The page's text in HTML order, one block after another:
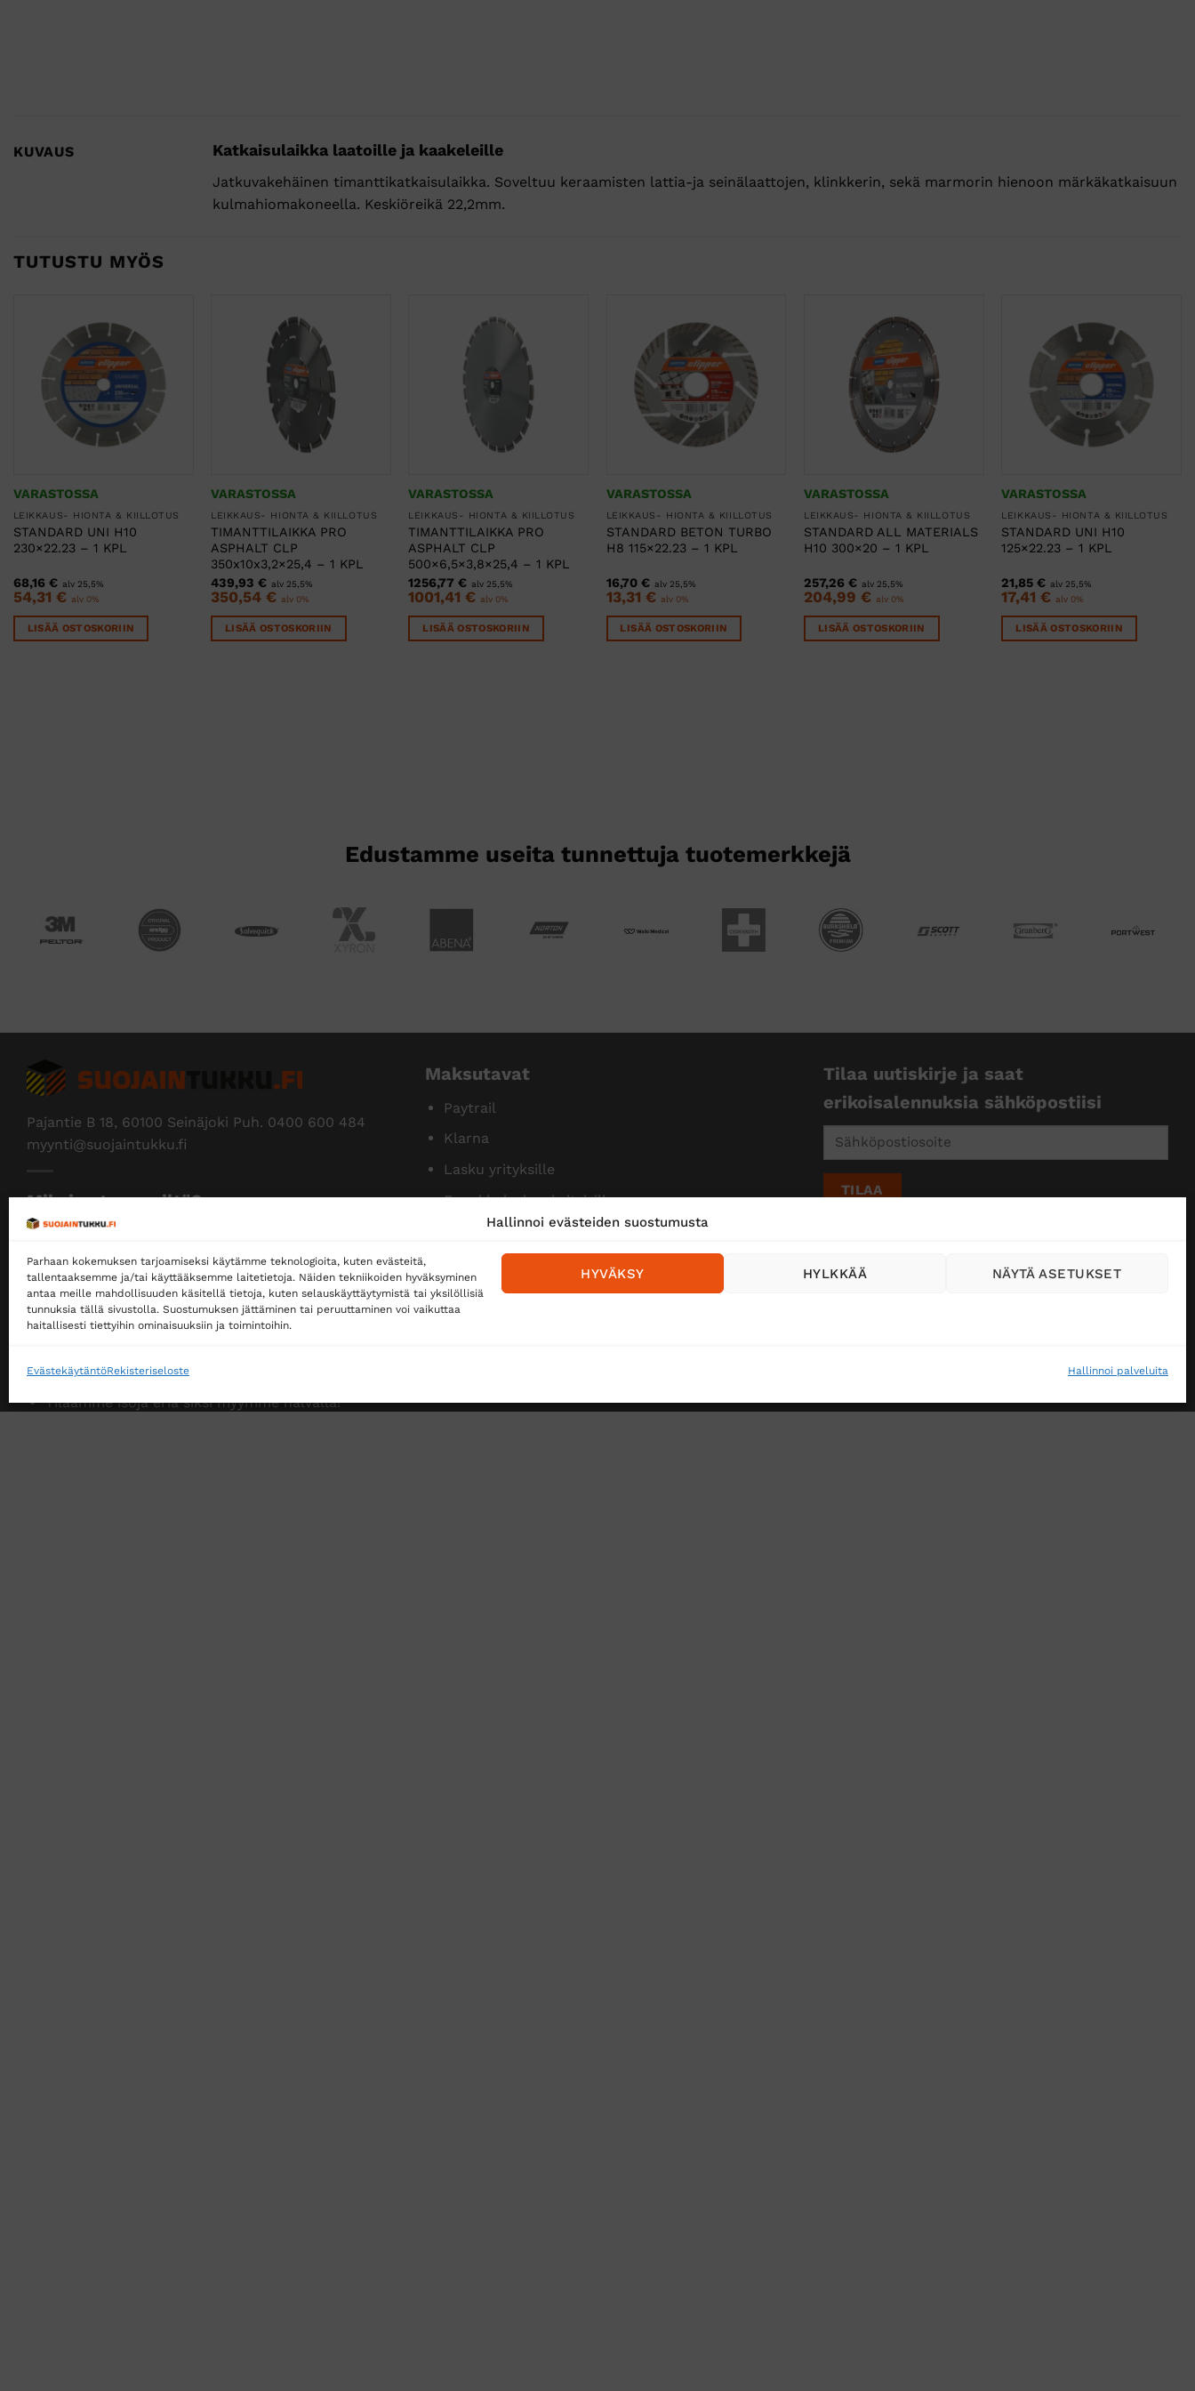
Hallinnoi evästeiden suostumusta
Parhaan kokemuksen tarjoamiseksi käytämme teknologioita, kuten evästeitä,
tallentaaksemme ja/tai käyttääksemme laitetietoja. Näiden tekniikoiden hyväksyminen
antaa meille mahdollisuuden käsitellä tietoja, kuten selauskäyttäytymistä tai yksilöllisiä
tunnuksia tällä sivustolla. Suostumuksen jättäminen tai peruuttaminen voi vaikuttaa
haitallisesti tiettyihin ominaisuuksiin ja toimintoihin.
Hallinnoi palveluita
HYVÄKSY HYLKKÄÄ NÄYTÄ ASETUKSET
EvästekäytäntöRekisteriseloste
KUVAUS Katkaisulaikka laatoille ja kaakeleille
Jatkuvakehäinen timanttikatkaisulaikka. Soveltuu keraamisten lattia-ja seinälaattojen, klinkkerin, sekä marmorin hienoon märkäkatkaisuun
kulmahiomakoneella. Keskiöreikä 22,2mm.
TUTUSTU MYÖS
VARASTOSSA
LEIKKAUS- HIONTA & KIILLOTUS
STANDARD UNI H10
230×22.23 – 1 KPL
68,16 € alv 25,5%
54,31 € alv 0%
LISÄÄ OSTOSKORIIN
VARASTOSSA
LEIKKAUS- HIONTA & KIILLOTUS
TIMANTTILAIKKA PRO
ASPHALT CLP
350x10x3,2×25,4 – 1 KPL
439,93€ alv 25,5%
350,54€ alv 0%
LISÄÄ OSTOSKORIIN
VARASTOSSA
LEIKKAUS- HIONTA & KIILLOTUS
TIMANTTILAIKKA PRO
ASPHALT CLP
500×6,5×3,8×25,4 – 1 KPL
1256,77€ alv 25,5%
1001,41€ alv 0%
LISÄÄ OSTOSKORIIN
VARASTOSSA
LEIKKAUS- HIONTA & KIILLOTUS
STANDARD BETON TURBO
H8 115×22.23 – 1 KPL
16,70 € alv 25,5%
13,31 € alv 0%
LISÄÄ OSTOSKORIIN
VARASTOSSA
LEIKKAUS- HIONTA & KIILLOTUS
STANDARD ALL MATERIALS
H10 300×20 – 1 KPL
257,26€ alv 25,5%
204,99€ alv 0%
LISÄÄ OSTOSKORIIN
VARASTOSSA
LEIKKAUS- HIONTA & KIILLOTUS
STANDARD UNI H10
125×22.23 – 1 KPL
21,85€ alv 25,5%
17,41€ alv 0%
LISÄÄ OSTOSKORIIN
Edustamme useita tunnettuja tuotemerkkejä
Pajantie B 18, 60100 Seinäjoki Puh. 0400 600 484
myynti@suojaintukku.fi
Miksi ostaa meiltä?
Ostaminen ei edellytä rekisteröitymistä
Ilmainen toimitus noutopisteeseen yli 200 €
tilauksille!
tilauksille!
Tilaamme isoja eriä siksi myymme halvalla!
Maksutavat
Paytrail
Klarna
Lasku yrityksille
Ennakkolasku yksityisille
Tilaa uutiskirje ja saat
erikoisalennuksia sähköpostiisi